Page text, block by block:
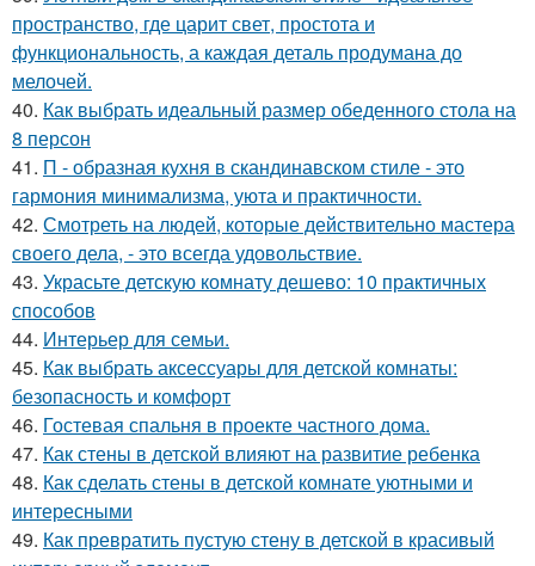
пространство, где царит свет, простота и
функциональность, а каждая деталь продумана до
мелочей.
40. Как выбрать идеальный размер обеденного стола на
8 персон
41. П - образная кухня в скандинавском стиле - это
гармония минимализма, уюта и практичности.
42. Смотреть на людей, которые действительно мастера
своего дела, - это всегда удовольствие.
43. Украсьте детскую комнату дешево: 10 практичных
способов
44. Интерьер для семьи.
45. Как выбрать аксессуары для детской комнаты:
безопасность и комфорт
46. Гостевая спальня в проекте частного дома.
47. Как стены в детской влияют на развитие ребенка
48. Как сделать стены в детской комнате уютными и
интересными
49. Как превратить пустую стену в детской в красивый